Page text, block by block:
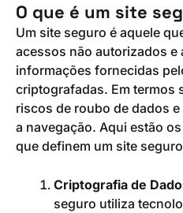
O que é um site
Um site seguro é aquele
acessos não autorizados e
informações fornecidas
criptografadas. Em termos
riscos de roubo de dados
a navegação. Aqui estão
que definem um site
Criptografia de
seguro utiliza